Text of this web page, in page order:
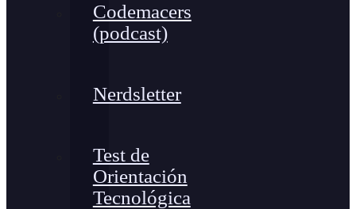
Codemacers
(podcast)
Nerdsletter
Test de
Orientación
Tecnológica